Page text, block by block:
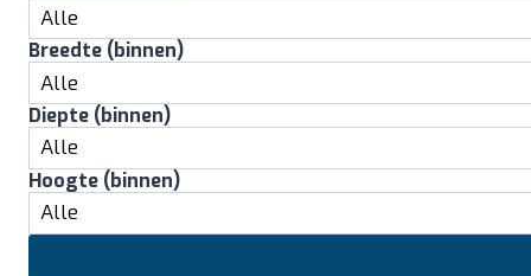
Breedte (binnen)
Diepte (binnen)
Hoogte (binnen)